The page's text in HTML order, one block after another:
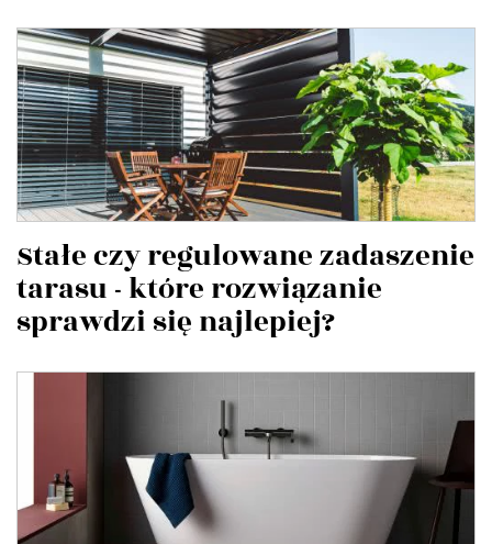
Stałe czy regulowane zadaszenie
tarasu - które rozwiązanie
sprawdzi się najlepiej?